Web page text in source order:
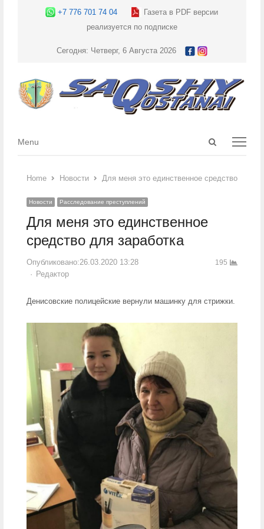
+7 776 701 74 04
Газета в PDF версии
реализуется по подписке
Сегодня: Четверг, 6 Августа 2026
Open
Menu
Menu
Home Новости Для меня это единственное средство для
Новости Расследование преступлений
Для меня это единственное
средство для заработка
Опубликовано:26.03.2020 13:28
Author
Редактор
195
Денисовские полицейские вернули машинку для стрижки.